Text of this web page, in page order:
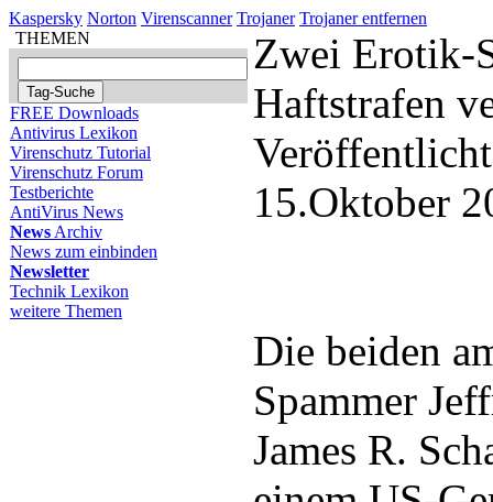
Kaspersky Norton Virenscanner Trojaner Trojaner entfernen
THEMEN
FREE Downloads
Antivirus Lexikon
Virenschutz Tutorial
Virenschutz Forum
Testberichte
AntiVirus News
News Archiv
News zum einbinden
Newsletter
Technik Lexikon
weitere Themen
Zwei Erotik-
Haftstrafen
15.Oktober
Die beiden
Spammer
James R.